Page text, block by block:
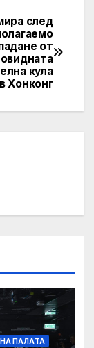
след
от
кула
в Хонконг
ПАЛAТА